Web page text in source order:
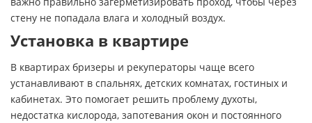
стену не попадала влага и холодный воздух.
Установка в квартире
В квартирах бризеры и рекуператоры чаще всего
устанавливают в спальнях, детских комнатах, гостиных и
кабинетах. Это помогает решить проблему духоты,
недостатка кислорода, запотевания окон и постоянного